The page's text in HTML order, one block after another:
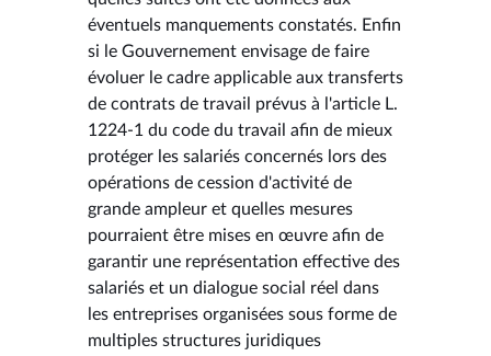
éventuels manquements constatés. Enfin
si le Gouvernement envisage de faire
évoluer le cadre applicable aux transferts
de contrats de travail prévus à l'article L.
1224-1 du code du travail afin de mieux
protéger les salariés concernés lors des
opérations de cession d'activité de
grande ampleur et quelles mesures
pourraient être mises en œuvre afin de
garantir une représentation effective des
salariés et un dialogue social réel dans
les entreprises organisées sous forme de
multiples structures juridiques